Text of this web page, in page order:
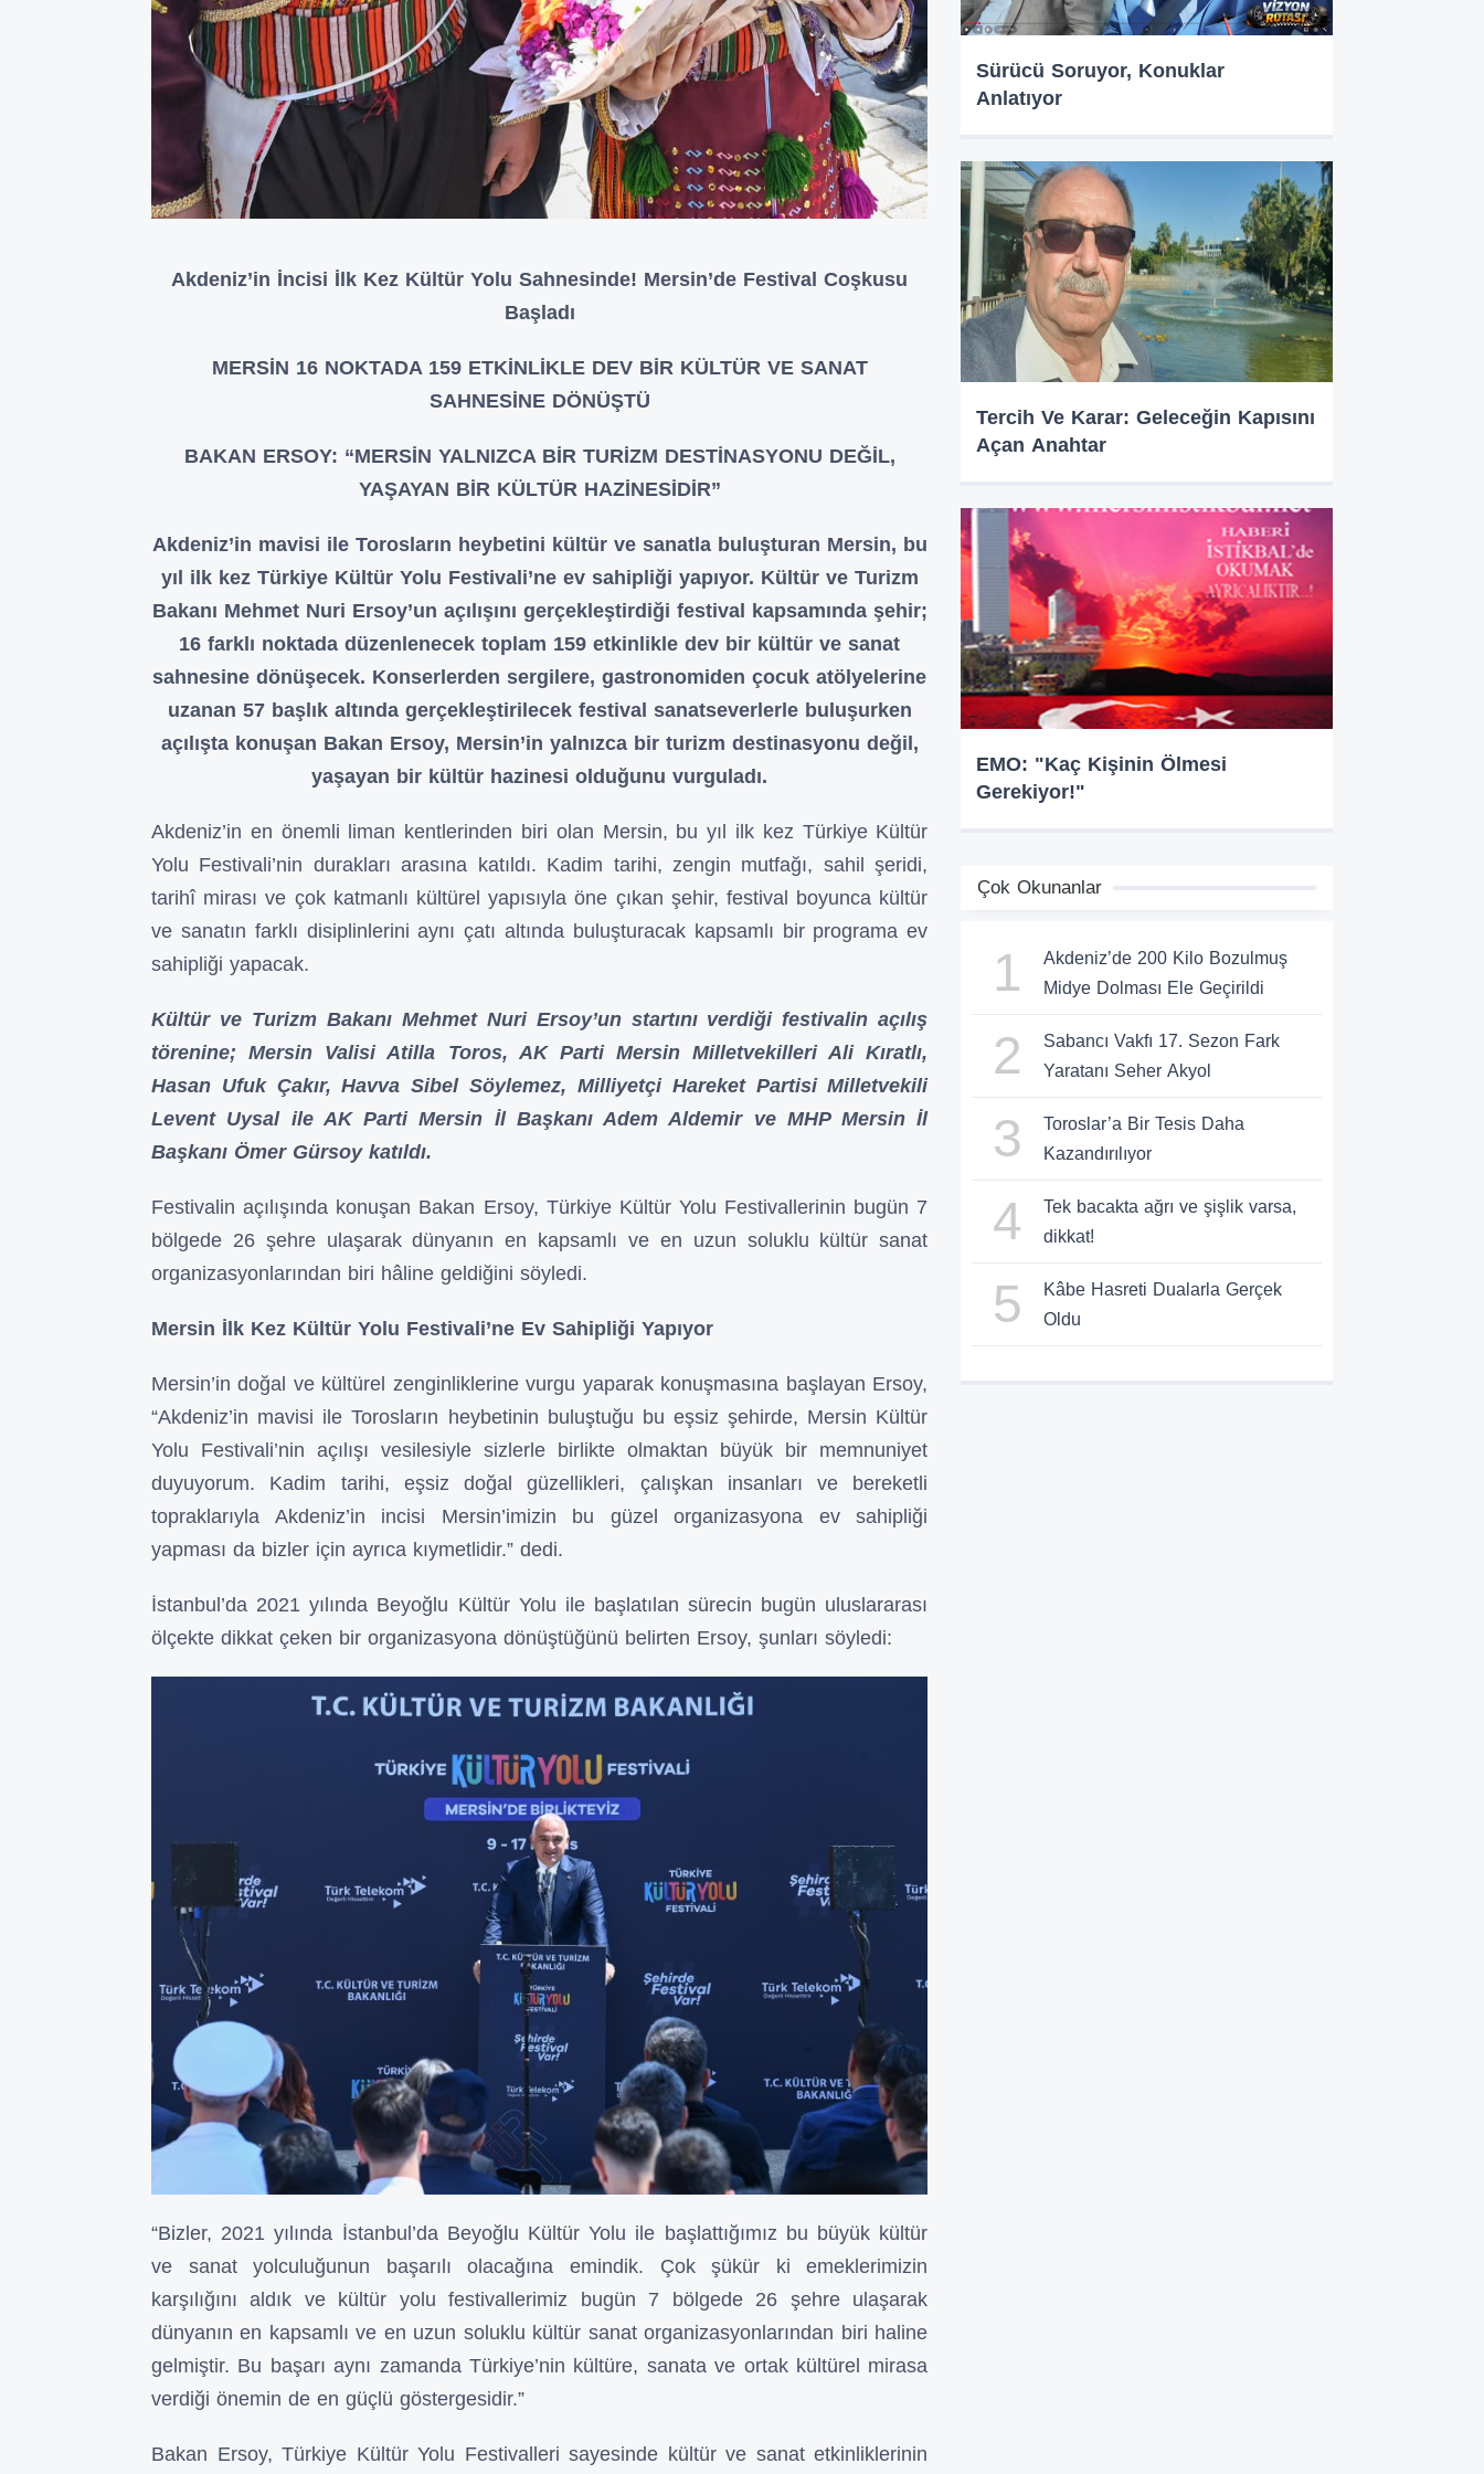
Akdeniz’in İncisi İlk Kez Kültür Yolu Sahnesinde! Mersin’de Festival Coşkusu
Başladı
MERSİN 16 NOKTADA 159 ETKİNLİKLE DEV BİR KÜLTÜR VE SANAT
SAHNESİNE DÖNÜŞTÜ
BAKAN ERSOY: “MERSİN YALNIZCA BİR TURİZM DESTİNASYONU DEĞİL,
YAŞAYAN BİR KÜLTÜR HAZİNESİDİR”
Akdeniz’in mavisi ile Torosların heybetini kültür ve sanatla buluşturan Mersin, bu
yıl ilk kez Türkiye Kültür Yolu Festivali’ne ev sahipliği yapıyor. Kültür ve Turizm
Bakanı Mehmet Nuri Ersoy’un açılışını gerçekleştirdiği festival kapsamında şehir;
16 farklı noktada düzenlenecek toplam 159 etkinlikle dev bir kültür ve sanat
sahnesine dönüşecek. Konserlerden sergilere, gastronomiden çocuk atölyelerine
uzanan 57 başlık altında gerçekleştirilecek festival sanatseverlerle buluşurken
açılışta konuşan Bakan Ersoy, Mersin’in yalnızca bir turizm destinasyonu değil,
yaşayan bir kültür hazinesi olduğunu vurguladı.
Akdeniz’in en önemli liman kentlerinden biri olan Mersin, bu yıl ilk kez Türkiye Kültür
Yolu Festivali’nin durakları arasına katıldı. Kadim tarihi, zengin mutfağı, sahil şeridi,
tarihî mirası ve çok katmanlı kültürel yapısıyla öne çıkan şehir, festival boyunca kültür
ve sanatın farklı disiplinlerini aynı çatı altında buluşturacak kapsamlı bir programa ev
sahipliği yapacak.
Kültür ve Turizm Bakanı Mehmet Nuri Ersoy’un startını verdiği festivalin açılış
törenine; Mersin Valisi Atilla Toros, AK Parti Mersin Milletvekilleri Ali Kıratlı,
Hasan Ufuk Çakır, Havva Sibel Söylemez, Milliyetçi Hareket Partisi Milletvekili
Levent Uysal ile AK Parti Mersin İl Başkanı Adem Aldemir ve MHP Mersin İl
Başkanı Ömer Gürsoy katıldı.
Festivalin açılışında konuşan Bakan Ersoy, Türkiye Kültür Yolu Festivallerinin bugün 7
bölgede 26 şehre ulaşarak dünyanın en kapsamlı ve en uzun soluklu kültür sanat
organizasyonlarından biri hâline geldiğini söyledi.
Mersin İlk Kez Kültür Yolu Festivali’ne Ev Sahipliği Yapıyor
Mersin’in doğal ve kültürel zenginliklerine vurgu yaparak konuşmasına başlayan Ersoy,
“Akdeniz’in mavisi ile Torosların heybetinin buluştuğu bu eşsiz şehirde, Mersin Kültür
Yolu Festivali’nin açılışı vesilesiyle sizlerle birlikte olmaktan büyük bir memnuniyet
duyuyorum. Kadim tarihi, eşsiz doğal güzellikleri, çalışkan insanları ve bereketli
topraklarıyla Akdeniz’in incisi Mersin’imizin bu güzel organizasyona ev sahipliği
yapması da bizler için ayrıca kıymetlidir.” dedi.
İstanbul’da 2021 yılında Beyoğlu Kültür Yolu ile başlatılan sürecin bugün uluslararası
ölçekte dikkat çeken bir organizasyona dönüştüğünü belirten Ersoy, şunları söyledi:
“Bizler, 2021 yılında İstanbul’da Beyoğlu Kültür Yolu ile başlattığımız bu büyük kültür
ve sanat yolculuğunun başarılı olacağına emindik. Çok şükür ki emeklerimizin
karşılığını aldık ve kültür yolu festivallerimiz bugün 7 bölgede 26 şehre ulaşarak
dünyanın en kapsamlı ve en uzun soluklu kültür sanat organizasyonlarından biri haline
gelmiştir. Bu başarı aynı zamanda Türkiye’nin kültüre, sanata ve ortak kültürel mirasa
verdiği önemin de en güçlü göstergesidir.”
Bakan Ersoy, Türkiye Kültür Yolu Festivalleri sayesinde kültür ve sanat etkinliklerinin
Sürücü Soruyor, Konuklar
Anlatıyor
Tercih Ve Karar: Geleceğin Kapısını
Açan Anahtar
EMO: "Kaç Kişinin Ölmesi
Gerekiyor!"
Çok Okunanlar
1
Akdeniz’de 200 Kilo Bozulmuş
Midye Dolması Ele Geçirildi
2
Sabancı Vakfı 17. Sezon Fark
Yaratanı Seher Akyol
3
Toroslar’a Bir Tesis Daha
Kazandırılıyor
4
Tek bacakta ağrı ve şişlik varsa,
dikkat!
5
Kâbe Hasreti Dualarla Gerçek
Oldu